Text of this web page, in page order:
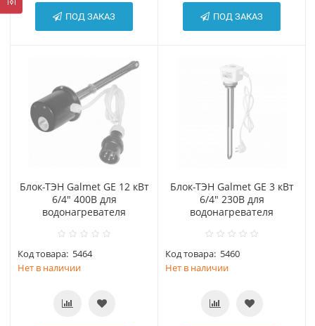
ПОД ЗАКАЗ ПОД ЗАКАЗ
Блок-ТЭН Galmet GE 12 кВт
6/4" 400В для
водонагревателя
Код товара: 5464
Нет в наличии
Блок-ТЭН Galmet GE 3 кВт
6/4" 230В для
водонагревателя
Код товара: 5460
Нет в наличии